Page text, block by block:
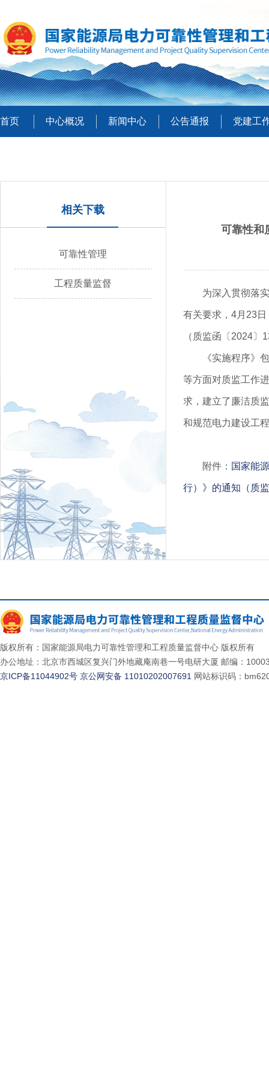
首页 中心概况 新闻中心 公告通报 党建工
相关下载
可靠性管理
工程质量监督
可靠性和
为深入贯彻落
有关要求，4月23
（质监函〔2024
《实施程序》
等方面对质监工作
求，建立了廉洁质
和规范电力建设工
附件： 国家能
行）》的通知（质
版权所有：国家能源局电力可靠性管理和工程质量监督中心 版权所有
办公地址：北京市西城区复兴门外地藏庵南巷一号电研大厦 邮编：
京ICP备11044902号 京公网安备 11010202007691 网站标识码：